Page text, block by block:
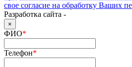
свое согласие на обработку Ваших
Разработка сайта -
×
ФИО*
Телефон*